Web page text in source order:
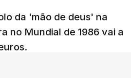
da 'mão de deus' na
no Mundial de 1986 vai a